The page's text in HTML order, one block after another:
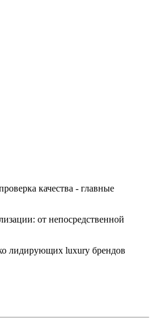
качества - главные
от непосредственной
лидирующих luxury брендов